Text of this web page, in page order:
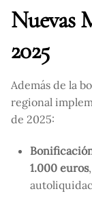
Nuevas
2025
Además de la
regional
de 2025:
1.000 euros